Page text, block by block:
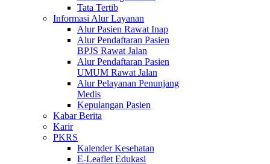
Tata Tertib
Informasi Alur Layanan
Alur Pasien Rawat Inap
Alur Pendaftaran Pasien
BPJS Rawat Jalan
Alur Pendaftaran Pasien
UMUM Rawat Jalan
Alur Pelayanan Penunjang
Medis
Kepulangan Pasien
Kabar Berita
Karir
PKRS
Kalender Kesehatan
E-Leaflet Edukasi